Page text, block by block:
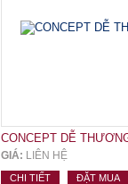
CONCEPT DỄ
GIÁ: LIÊN HỆ
CHI TIẾT ĐẶT MUA